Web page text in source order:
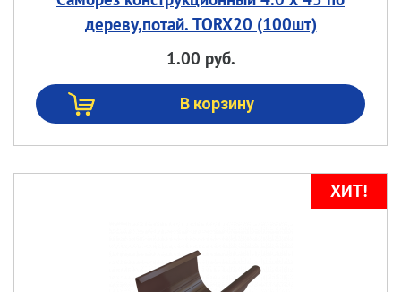
дереву,потай. TORX20 (100шт)
1.00 руб.